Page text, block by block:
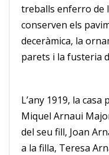
treballs enferro de
conserven els
deceràmica, la
parets i la fusteria
L’any 1919, la
Miquel Arnaui
del seu fill, Joan
a la filla, Teresa